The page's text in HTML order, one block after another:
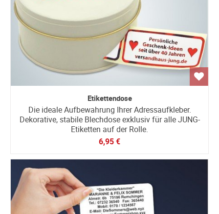
Etikettendose
Die ideale Aufbewahrung Ihrer Adressaufkleber.
Dekorative, stabile Blechdose exklusiv für alle JUNG-
Etiketten auf der Rolle.
6,95 €